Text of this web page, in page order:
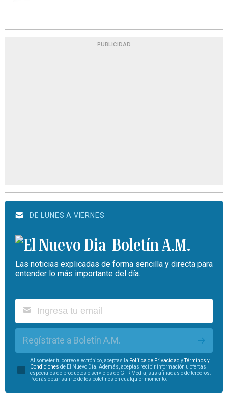
PUBLICIDAD
DE LUNES A VIERNES
Boletín A.M.
Las noticias explicadas de forma sencilla y directa para
entender lo más importante del día.
Regístrate a Boletín A.M.
Al someter tu correo electrónico, aceptas la Política de Privacidad yTérminos y
Condiciones de El Nuevo Día. Además, aceptas recibir información u ofertas
especiales de productos o servicios de GFR Media, sus afiliadas o de terceros.
Podrás optar salirte de los boletines en cualquier momento.